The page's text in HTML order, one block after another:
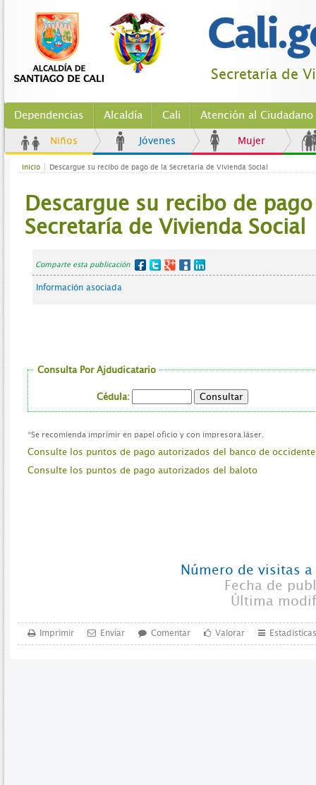
Secretaría de
Dependencias Alcaldía Cali Atención al Ciudadano
Niños Jóvenes Mujer
Inicio Descargue su recibo de pago de la Secretaría de Vivienda Social
Descargue su recibo de
Secretaría de Vivienda Social
Comparte esta publicación
Información asociada
Consulta Por Ajdudicatario
Cédula:
*Se recomienda imprimir en papel oficio y con impresora láser.
Consulte los puntos de pago autorizados del banco de occidente
Consulte los puntos de pago autorizados del baloto
Número de visitas
Fecha de
Última
Imprimir Enviar Comentar Valorar Estadísticas